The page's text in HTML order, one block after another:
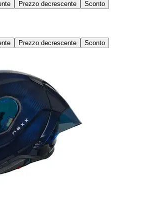
Prezzo decrescente Sconto
Prezzo decrescente Sconto